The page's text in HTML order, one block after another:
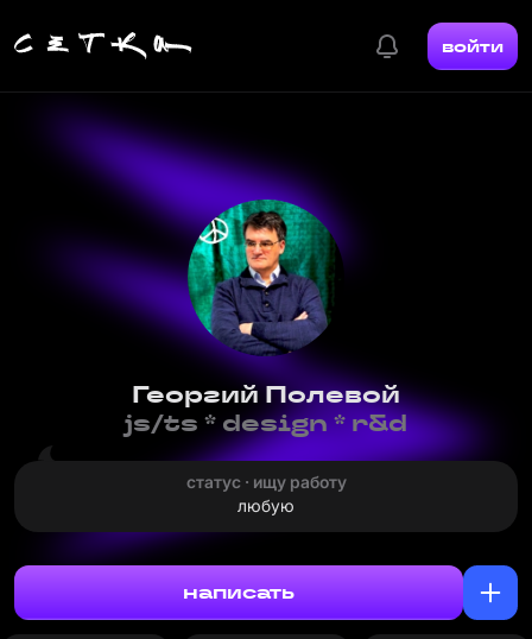
войти
Георгий Полевой
js/ts * design * r&d
статус · ищу работу
любую
написать